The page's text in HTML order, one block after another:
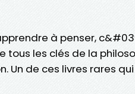
à penser,
tous les clés de la
Un de ces livres rares